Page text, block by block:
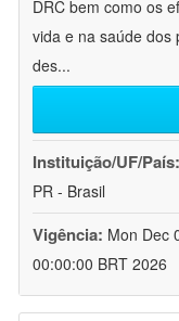
DRC bem como os
vida e na saúde dos
des...
Instituição/UF/País:
PR - Brasil
Vigência: Mon Dec
00:00:00 BRT 2026